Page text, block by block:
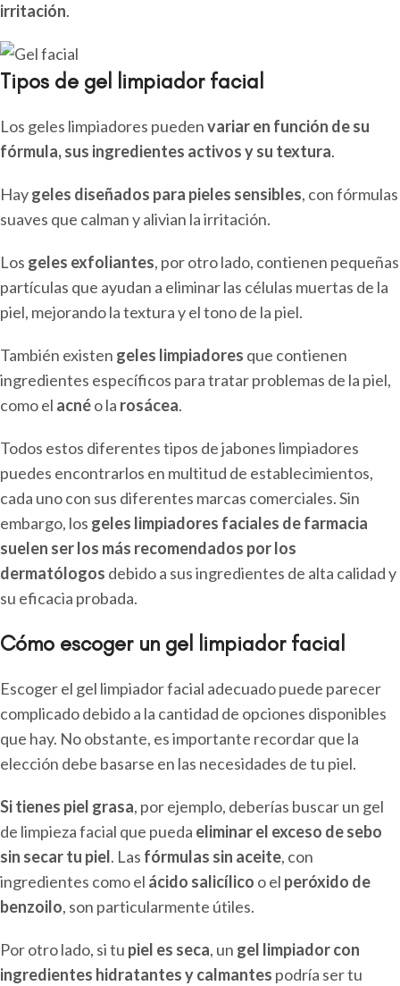
irritación.
Tipos de gel limpiador facial
Los geles limpiadores puedenvariar en función de su
fórmula, sus ingredientes activos y su textura.
Haygeles diseñados para pieles sensibles, con fórmulas
suaves que calman y alivian la irritación.
Los geles exfoliantes, por otro lado, contienen pequeñas
partículas que ayudan a eliminar las células muertas de la
piel, mejorando la textura y el tono de la piel.
También existen geles limpiadores que contienen
ingredientes específicos para tratar problemas de la piel,
como el acnéo la rosácea.
Todos estos diferentes tipos de jabones limpiadores
puedes encontrarlos en multitud de establecimientos,
cada uno con sus diferentes marcas comerciales. Sin
embargo, los geles limpiadores faciales de farmacia
suelen ser los más recomendados por los
dermatólogos debido a sus ingredientes de alta calidad y
su eficacia probada.
Cómo escoger un gel limpiador facial
Escoger el gel limpiador facial adecuado puede parecer
complicado debido a la cantidad de opciones disponibles
que hay. No obstante, es importante recordar que la
elección debe basarse en las necesidades de tu piel.
Si tienes piel grasa, por ejemplo, deberías buscar un gel
de limpieza facial que pueda eliminar el exceso de sebo
sin secar tu piel. Las fórmulas sin aceite, con
ingredientes como el ácido salicílico o el peróxido de
benzoilo, son particularmente útiles.
Por otro lado, si tu piel es seca, un gel limpiador con
ingredientes hidratantes y calmantes podría ser tu